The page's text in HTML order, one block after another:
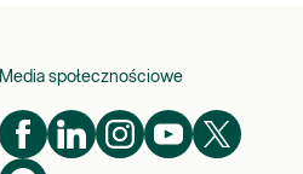
Media społecznościowe